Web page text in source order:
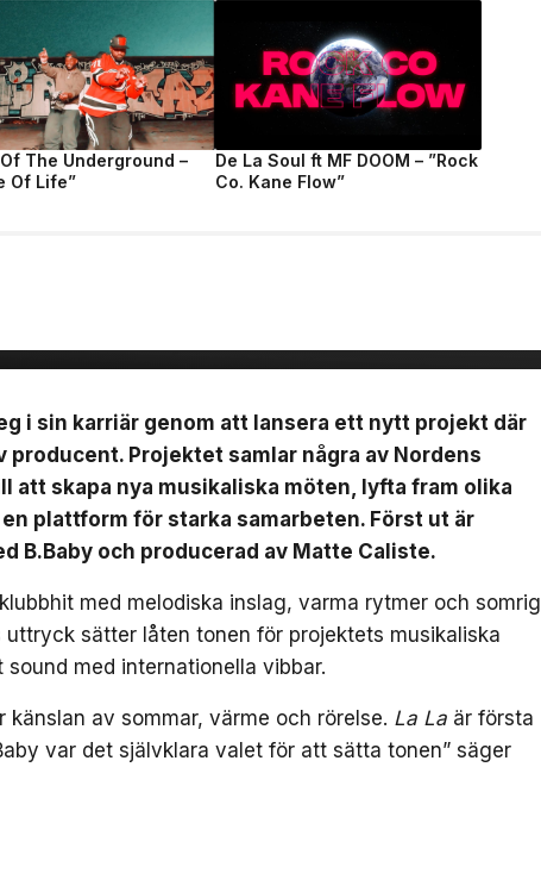
The Underground –
Of Life”
De La Soul ft MF DOOM – ”Rock
Co. Kane Flow”
i sin karriär genom att lansera ett nytt projekt där
Projektet samlar några av Nordens
att skapa nya musikaliska möten, lyfta fram olika
plattform för starka samarbeten. Först ut är
B.Baby och producerad av Matte Caliste.
med melodiska inslag, varma rytmer och somrig
uttryck sätter låten tonen för projektets musikaliska
med internationella vibbar.
känslan av sommar, värme och rörelse. La La är första
var det självklara valet för att sätta tonen” säger